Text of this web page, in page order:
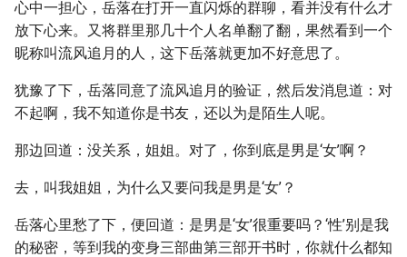
心中一担心，岳落在打开一直闪烁的群聊，看并没有什么才
放下心来。又将群里那几十个人名单翻了翻，果然看到一个
昵称叫流风追月的人，这下岳落就更加不好意思了。
犹豫了下，岳落同意了流风追月的验证，然后发消息道：对
不起啊，我不知道你是书友，还以为是陌生人呢。
那边回道：没关系，姐姐。对了，你到底是男是‘女’啊？
去，叫我姐姐，为什么又要问我是男是‘女’？
岳落心里愁了下，便回道：是男是‘女’很重要吗？‘性’别是我
的秘密，等到我的变身三部曲第三部开书时，你就什么都知